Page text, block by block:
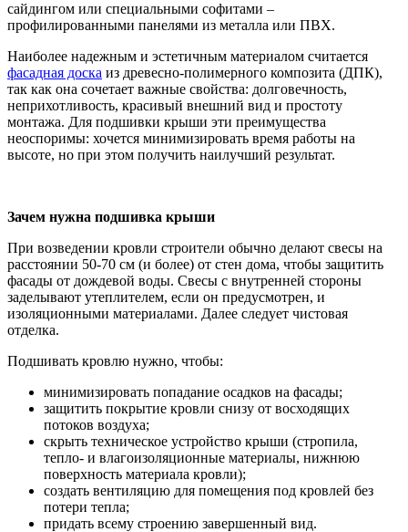
сайдингом или специальными софитами –
профилированными панелями из металла или ПВХ.
Наиболее надежным и эстетичным материалом считается
фасадная доска из древесно-полимерного композита (ДПК),
так как она сочетает важные свойства: долговечность,
неприхотливость, красивый внешний вид и простоту
монтажа. Для подшивки крыши эти преимущества
неоспоримы: хочется минимизировать время работы на
высоте, но при этом получить наилучший результат.
Зачем нужна подшивка крыши
При возведении кровли строители обычно делают свесы на
расстоянии 50-70 см (и более) от стен дома, чтобы защитить
фасады от дождевой воды. Свесы с внутренней стороны
заделывают утеплителем, если он предусмотрен, и
изоляционными материалами. Далее следует чистовая
отделка.
Подшивать кровлю нужно, чтобы:
минимизировать попадание осадков на фасады;
защитить покрытие кровли снизу от восходящих
потоков воздуха;
скрыть техническое устройство крыши (стропила,
тепло- и влагоизоляционные материалы, нижнюю
поверхность материала кровли);
создать вентиляцию для помещения под кровлей без
потери тепла;
придать всему строению завершенный вид.